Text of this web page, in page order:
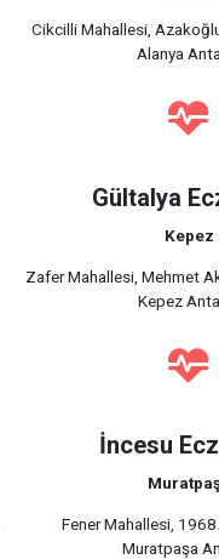
Cikcilli Mahallesi,
Alanya
Gültalya
Kepez
Zafer Mahallesi, Mehmet
Kepez
İncesu
Fener Mahallesi,
Muratpaşa